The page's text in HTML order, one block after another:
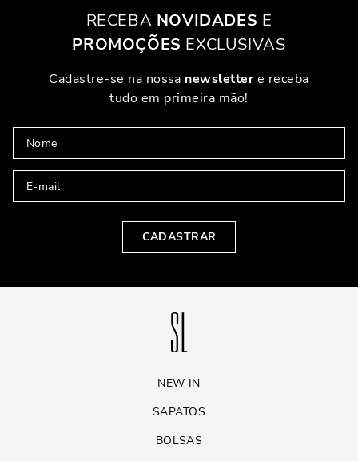
RECEBA NOVIDADES E
PROMOÇÕES EXCLUSIVAS
Cadastre-se na nossa newslettere receba
tudo em primeira mão!
CADASTRAR
NEW IN
SAPATOS
BOLSAS